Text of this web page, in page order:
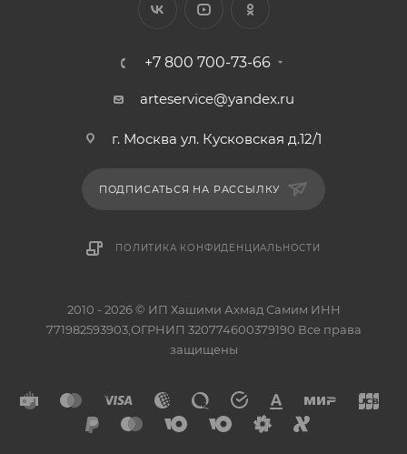
+7 800 700-73-66
arteservice@yandex.ru
г. Москва ул. Кусковская д.12/1
ПОДПИСАТЬСЯ НА РАССЫЛКУ
ПОЛИТИКА КОНФИДЕНЦИАЛЬНОСТИ
2010 - 2026 © ИП Хашими Ахмад Самим ИНН
771982593903,ОГРНИП 320774600379190 Все права
защищены